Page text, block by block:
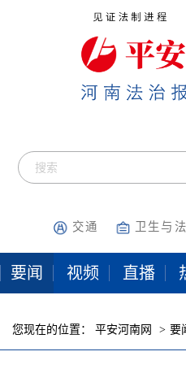
交通 卫生与法
要闻 视频 直播
您现在的位置： 平安河南网 要